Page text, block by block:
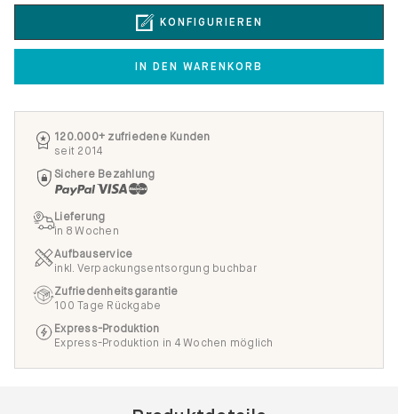
IN DEN WARENKORB
seit 2014
Sichere Bezahlung
Lieferung
in 8 Wochen
Aufbauservice
inkl. Verpackungsentsorgung buchbar
Zufriedenheitsgarantie
100 Tage Rückgabe
Express-Produktion
Express-Produktion in 4 Wochen möglich